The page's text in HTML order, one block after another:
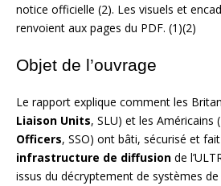
notice officielle (2). Les visuels et
renvoient aux pages du PDF. (1)(2)
Objet de l’ouvrage
Le rapport explique comment les
Liaison Units, SLU) et les Américains (
Officers, SSO) ont bâti, sécurisé et
infrastructure de diffusion de
issus du décryptement de systèmes